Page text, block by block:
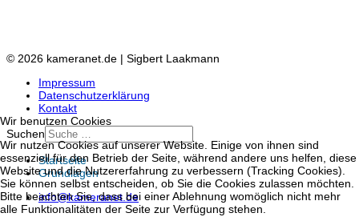
© 2026 kameranet.de | Sigbert Laakmann
Impressum
Datenschutzerklärung
Kontakt
Suchen
Startseite
Grundlagen
info@kameranet.de
Wir benutzen Cookies
Wir nutzen Cookies auf unserer Website. Einige von ihnen sind
essenziell für den Betrieb der Seite, während andere uns helfen, diese
Website und die Nutzererfahrung zu verbessern (Tracking Cookies).
Sie können selbst entscheiden, ob Sie die Cookies zulassen möchten.
Bitte beachten Sie, dass bei einer Ablehnung womöglich nicht mehr
alle Funktionalitäten der Seite zur Verfügung stehen.